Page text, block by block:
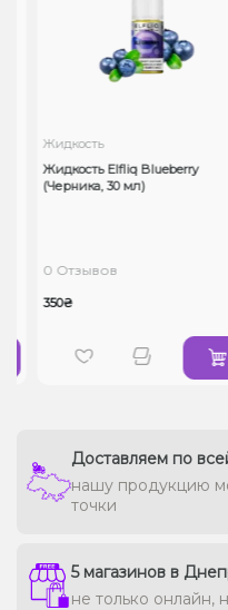
Жидкость
Жидкость Elfliq Blueberry
(Черника, 30 мл)
0 Отзывов
350₴
Доставляем по
нашу продукцию
точки
5 магазинов в
не только онлайн,